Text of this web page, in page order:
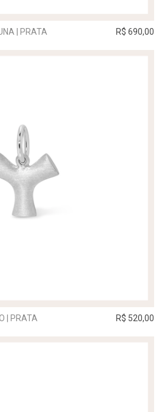
| PRATA R$ 690,00
| PRATA R$ 520,00